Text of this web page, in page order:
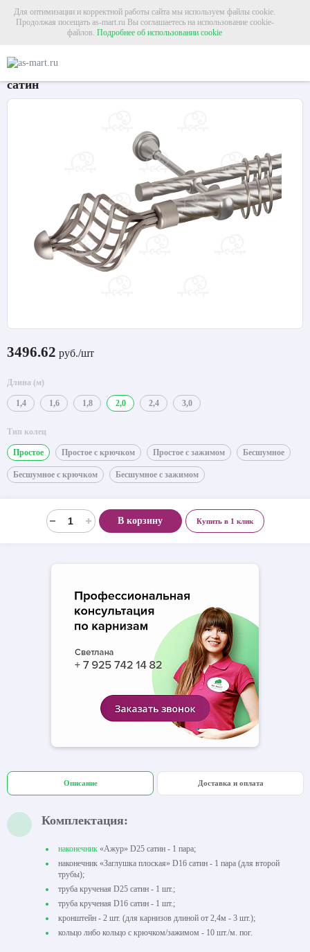
Для оптимизации и корректной работы сайта мы используем файлы cookie.
Продолжая посещать as-mart.ru Вы соглашаетесь на использование cookie-
файлов. Подробнее об использовании cookie
Карниз для штор двухрядный «Ажур» Ø25К/16К
сатин
3496.62 руб./шт
Длина (м)
1,4 1,6 1,8 2,0 2,4 3,0
Тип колец
Простое Простое с крючком Простое с зажимом Бесшумное
Бесшумное с крючком Бесшумное с зажимом
В корзину Купить в 1 клик
Описание Доставка и оплата
Комплектация:
наконечник «Ажур» D25 сатин - 1 пара;
наконечник «Заглушка плоская» D16 сатин - 1 пара (для второй
трубы);
труба крученая D25 сатин - 1 шт.;
труба крученая D16 сатин - 1 шт.;
кронштейн - 2 шт. (для карнизов длиной от 2,4м - 3 шт.);
кольцо либо кольцо с крючком/зажимом - 10 шт./м. пог.